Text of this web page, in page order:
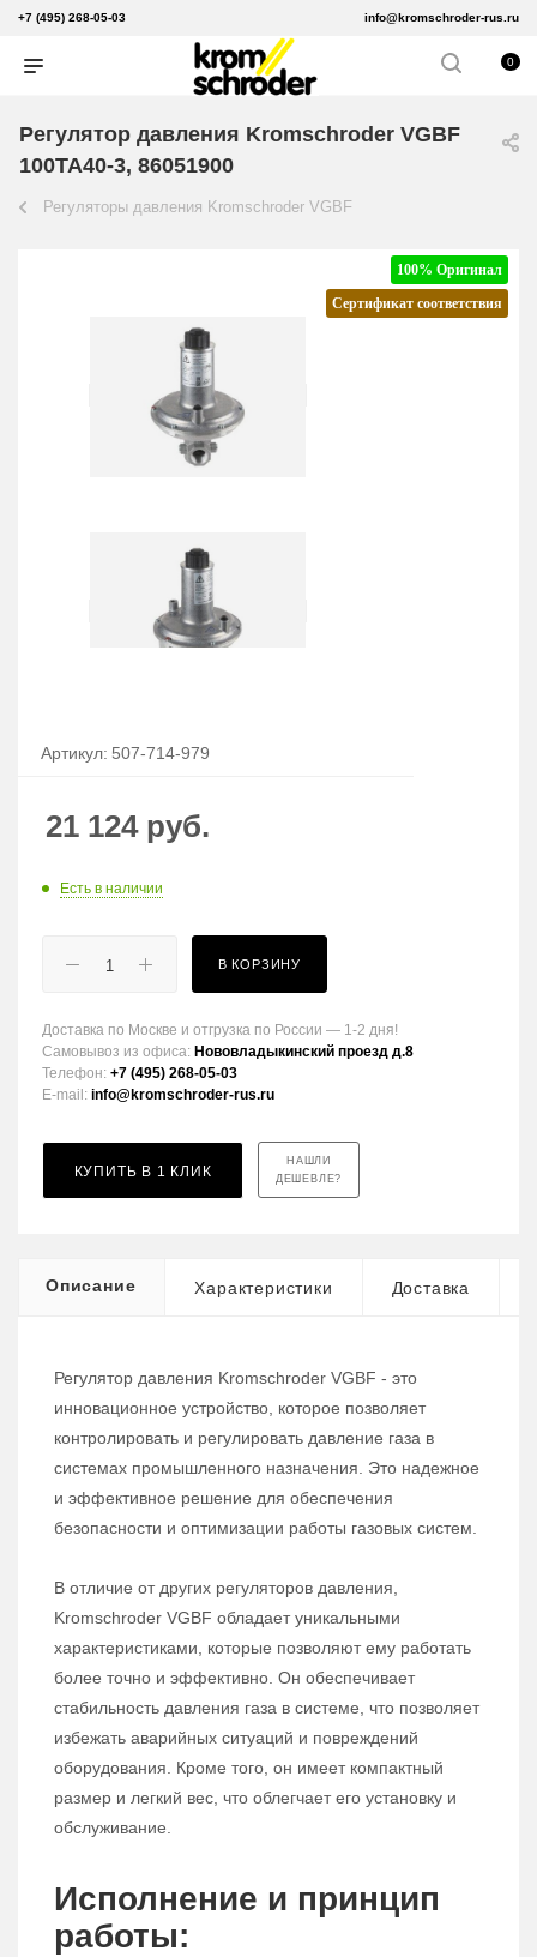
+7 (495) 268-05-03 info@kromschroder-rus.ru
0
Регулятор давления Kromschroder VGBF
100TA40-3, 86051900
Регуляторы давления Kromschroder VGBF
100% Оригинал
Сертификат соответствия
Артикул: 507-714-979
21 124руб.
Есть в наличии
В КОРЗИНУ
Доставка по Москве и отгрузка по России — 1-2 дня!
Самовывоз из офиса: Нововладыкинский проезд д.8
Телефон: +7 (495) 268-05-03
E-mail: info@kromschroder-rus.ru
КУПИТЬ В 1 КЛИК
НАШЛИ
ДЕШЕВЛЕ?
Описание Характеристики Доставка
Регулятор давления Kromschroder VGBF - это
инновационное устройство, которое позволяет
контролировать и регулировать давление газа в
системах промышленного назначения. Это надежное
и эффективное решение для обеспечения
безопасности и оптимизации работы газовых систем.
В отличие от других регуляторов давления,
Kromschroder VGBF обладает уникальными
характеристиками, которые позволяют ему работать
более точно и эффективно. Он обеспечивает
стабильность давления газа в системе, что позволяет
избежать аварийных ситуаций и повреждений
оборудования. Кроме того, он имеет компактный
размер и легкий вес, что облегчает его установку и
обслуживание.
Исполнение и принцип
работы: